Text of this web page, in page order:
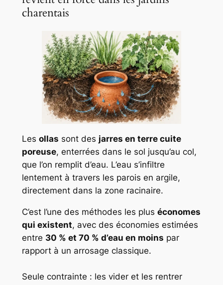
charentais
Les ollas sont des jarres en terre cuite
poreuse, enterrées dans le sol jusqu’au col,
que l’on remplit d’eau. L’eau s’infiltre
lentement à travers les parois en argile,
directement dans la zone racinaire.
C’est l’une des méthodes les plus économes
qui existent, avec des économies estimées
entre 30 % et 70 % d’eau en moins par
rapport à un arrosage classique.
Seule contrainte : les vider et les rentrer